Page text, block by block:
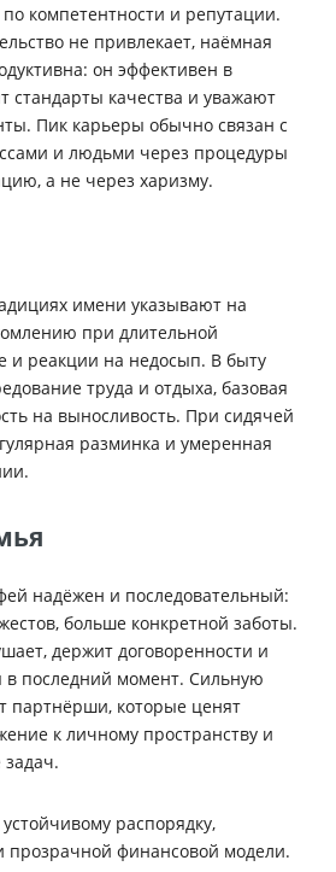
компетентности и репутации.
не привлекает, наёмная
он эффективен в
стандарты качества и уважают
Пик карьеры обычно связан с
и людьми через процедуры
а не через харизму.
имени указывают на
при длительной
и реакции на недосып. В быту
труда и отдыха, базовая
на выносливость. При сидячей
разминка и умеренная
надёжен и последовательный:
больше конкретной заботы.
держит договоренности и
в последний момент. Сильную
которые ценят
к личному пространству и
задач.
распорядку,
прозрачной финансовой модели.